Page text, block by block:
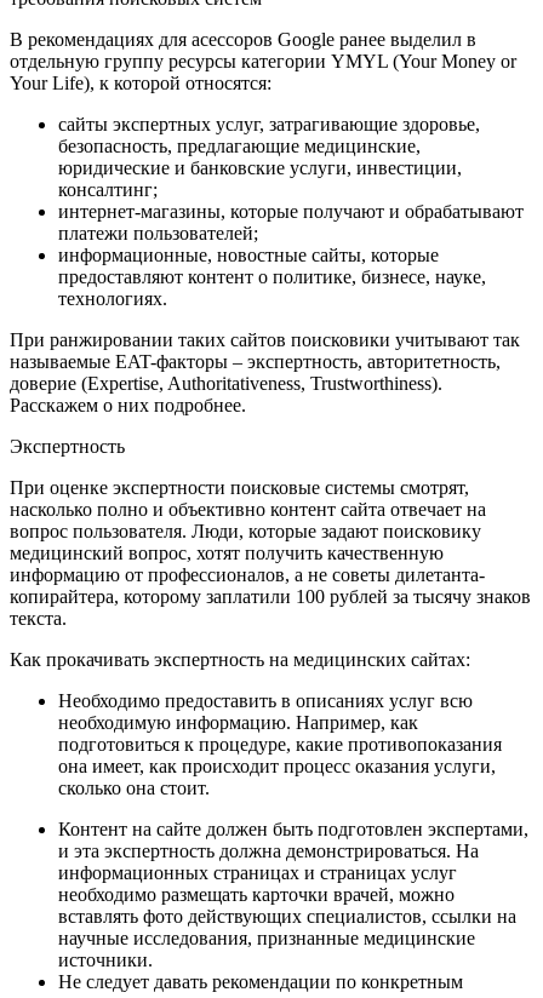
В рекомендациях для асессоров Google ранее выделил в
отдельную группу ресурсы категории YMYL (Your Money or
Your Life), к которой относятся:
сайты экспертных услуг, затрагивающие здоровье,
безопасность, предлагающие медицинские,
юридические и банковские услуги, инвестиции,
консалтинг;
интернет-магазины, которые получают и обрабатывают
платежи пользователей;
информационные, новостные сайты, которые
предоставляют контент о политике, бизнесе, науке,
технологиях.
При ранжировании таких сайтов поисковики учитывают так
называемые EAT-факторы – экспертность, авторитетность,
доверие (Expertise, Authoritativeness, Trustworthiness).
Расскажем о них подробнее.
Экспертность
При оценке экспертности поисковые системы смотрят,
насколько полно и объективно контент сайта отвечает на
вопрос пользователя. Люди, которые задают поисковику
медицинский вопрос, хотят получить качественную
информацию от профессионалов, а не советы дилетанта-
копирайтера, которому заплатили 100 рублей за тысячу знаков
текста.
Как прокачивать экспертность на медицинских сайтах:
Необходимо предоставить в описаниях услуг всю
необходимую информацию. Например, как
подготовиться к процедуре, какие противопоказания
она имеет, как происходит процесс оказания услуги,
сколько она стоит.
Контент на сайте должен быть подготовлен экспертами,
и эта экспертность должна демонстрироваться. На
информационных страницах и страницах услуг
необходимо размещать карточки врачей, можно
вставлять фото действующих специалистов, ссылки на
научные исследования, признанные медицинские
источники.
Не следует давать рекомендации по конкретным